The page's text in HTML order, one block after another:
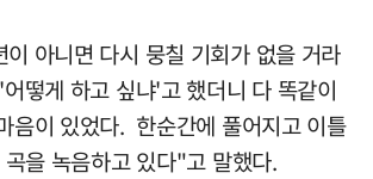
아니면 다시 뭉칠 기회가 없을 거라
떻게 하고 싶냐'고 했더니 다 똑같이
음이 있었다. 한순간에 풀어지고 이틀
을 녹음하고 있다"고 말했다.